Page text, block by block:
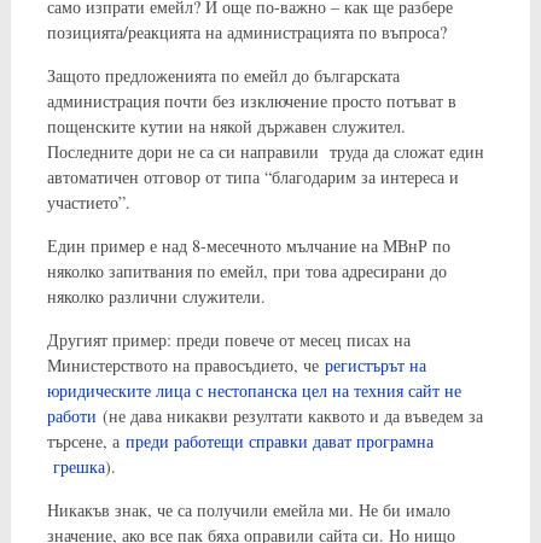
само изпрати емейл? И още по-важно – как ще разбере
позицията/реакцията на администрацията по въпроса?
Защото предложенията по емейл до българската
администрация почти без изключение просто потъват в
пощенските кутии на някой държавен служител.
Последните дори не са си направили труда да сложат един
автоматичен отговор от типа “благодарим за интереса и
участието”.
Един пример е над 8-месечното мълчание на МВнР по
няколко запитвания по емейл, при това адресирани до
няколко различни служители.
Другият пример: преди повече от месец писах на
Министерството на правосъдието, че регистърът на
юридическите лица с нестопанска цел на техния сайт не
работи (не дава никакви резултати каквото и да въведем за
търсене, а преди работещи справки дават програмна
грешка).
Никакъв знак, че са получили емейла ми. Не би имало
значение, ако все пак бяха оправили сайта си. Но нищо